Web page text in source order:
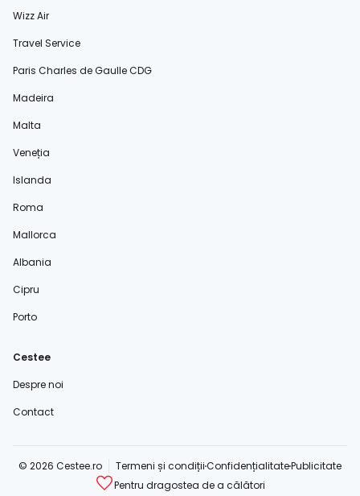
Wizz Air
Travel Service
Paris Charles de Gaulle CDG
Madeira
Malta
Veneția
Islanda
Roma
Mallorca
Albania
Cipru
Porto
Cestee
Despre noi
Contact
© 2026 Cestee.ro Termeni și condițiiConfidențialitatePublicitate
Pentru dragostea de a călători